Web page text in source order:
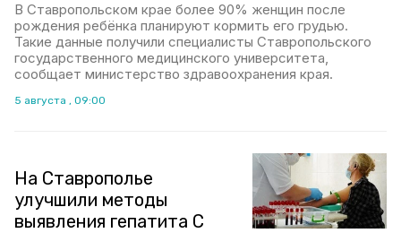
В Ставропольском крае более 90% женщин после
рождения ребёнка планируют кормить его грудью.
Такие данные получили специалисты Ставропольского
государственного медицинского университета,
сообщает министерство здравоохранения края.
5 августа , 09:00
На Ставрополье
улучшили методы
выявления гепатита C